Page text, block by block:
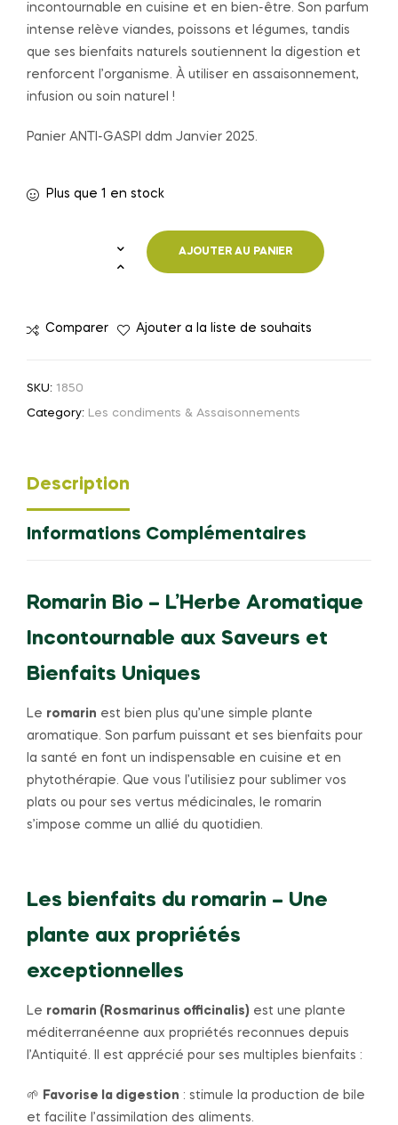
initial
était :
4,45 €.
actuel
est :
3,56 €.
incontournable en cuisine et en bien-être. Son parfum
intense relève viandes, poissons et légumes, tandis
que ses bienfaits naturels soutiennent la digestion et
renforcent l’organisme. À utiliser en assaisonnement,
infusion ou soin naturel !
Panier ANTI-GASPI ddm Janvier 2025.
Plus que 1 en stock
Bio
Aromatique
aux
pour
Votre
Cuisine
Santé
AJOUTER AU PANIER
Comparer Ajouter a la liste de souhaits
SKU: 1850
Category: Les condiments & Assaisonnements
Description
Informations Complémentaires
Romarin Bio – L’Herbe Aromatique
Incontournable aux Saveurs et
Bienfaits Uniques
Le romarin est bien plus qu’une simple plante
aromatique. Son parfum puissant et ses bienfaits pour
la santé en font un indispensable en cuisine et en
phytothérapie. Que vous l’utilisiez pour sublimer vos
plats ou pour ses vertus médicinales, le romarin
s’impose comme un allié du quotidien.
Les bienfaits du romarin – Une
plante aux propriétés
exceptionnelles
Le romarin (Rosmarinus officinalis) est une plante
méditerranéenne aux propriétés reconnues depuis
l’Antiquité. Il est apprécié pour ses multiples bienfaits :
🌱 Favorise la digestion : stimule la production de bile
et facilite l’assimilation des aliments.